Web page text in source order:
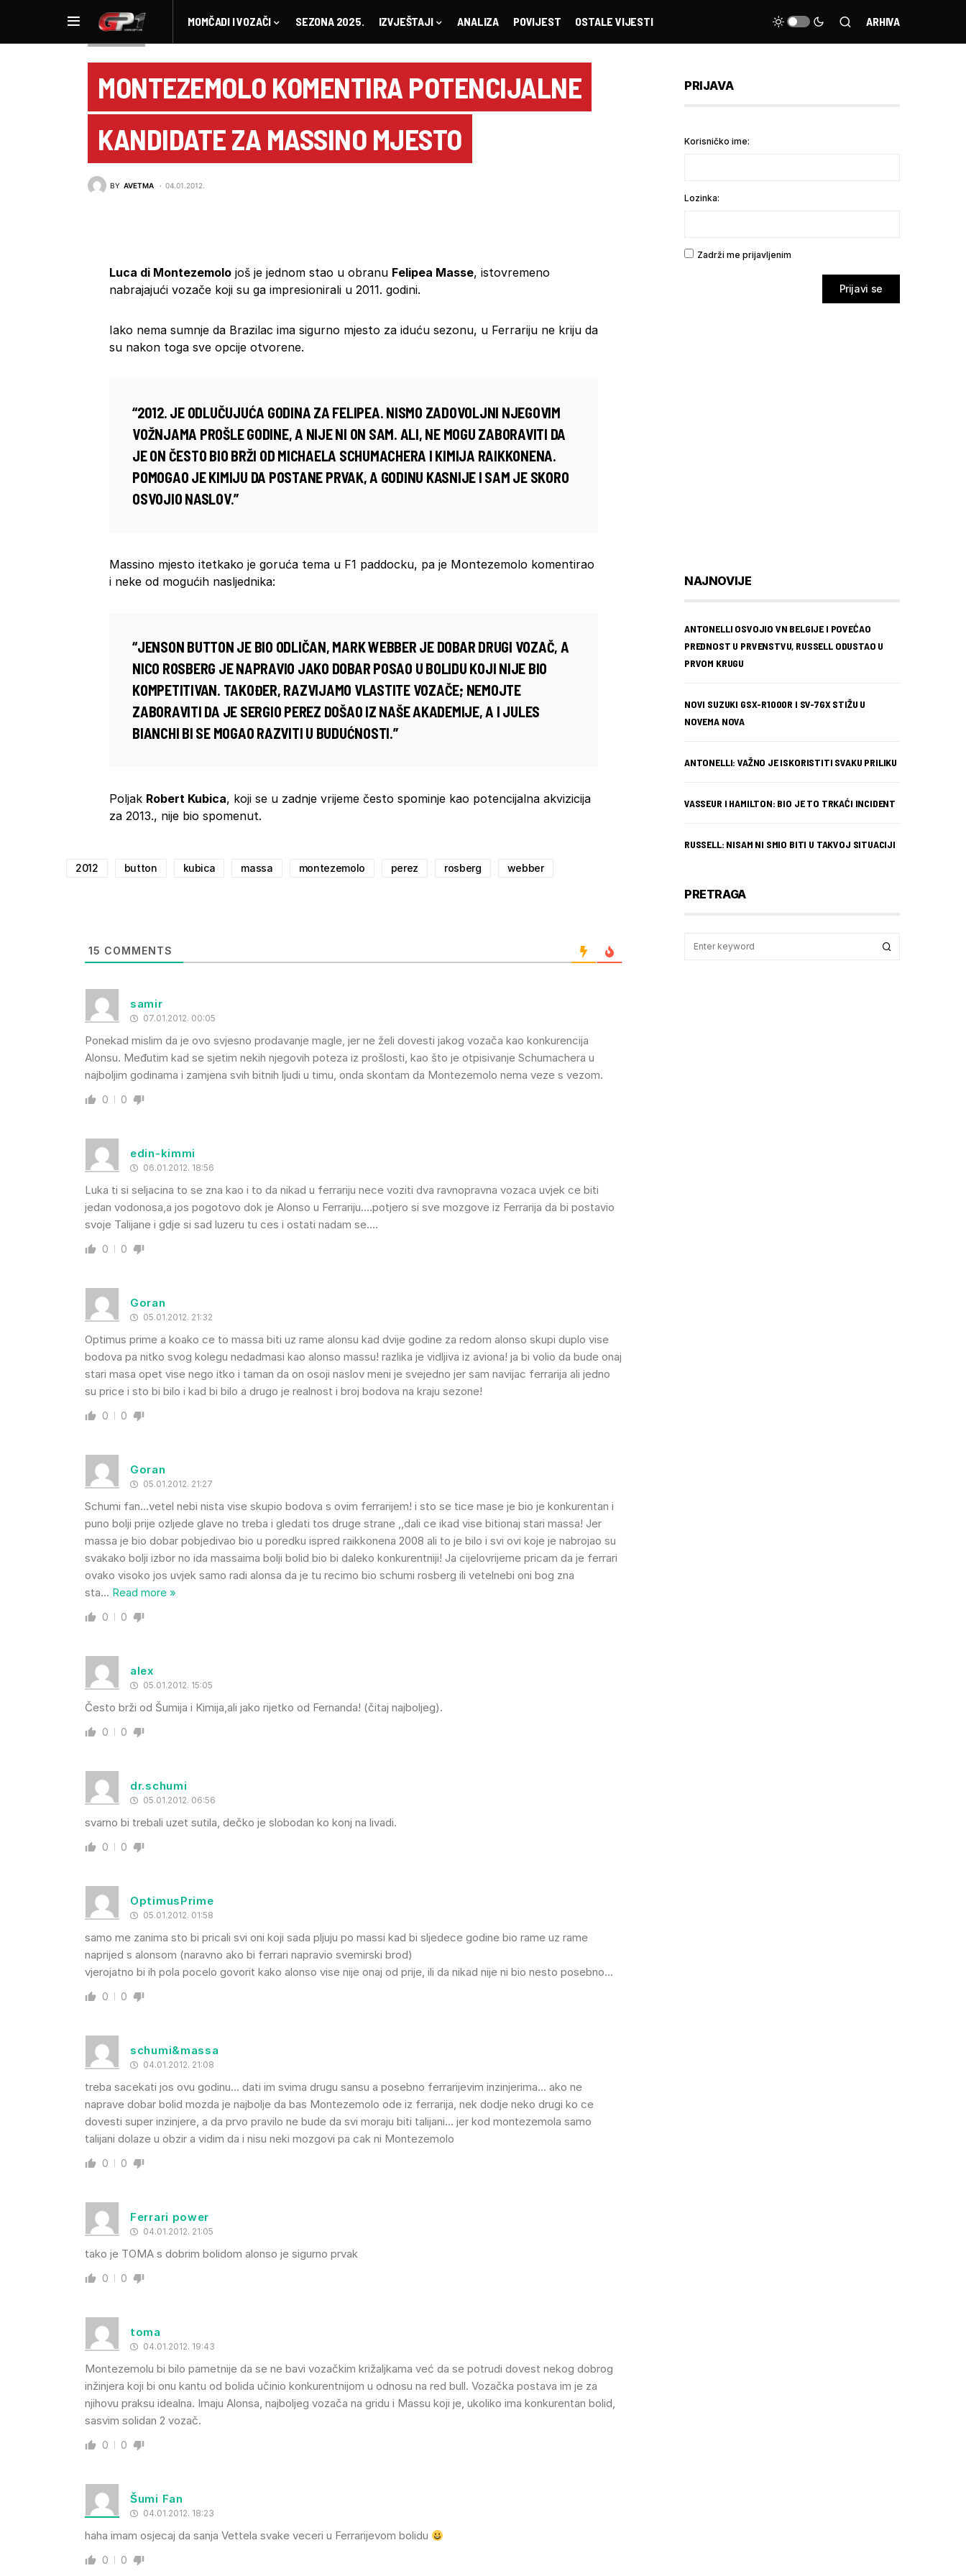
MOMČADI I VOZAČI SEZONA 2025. IZVJEŠTAJI ANALIZA POVIJEST OSTALE VIJESTI ARHIVA
MONTEZEMOLO KOMENTIRA POTENCIJALNE
KANDIDATE ZA MASSINO MJESTO
BY AVETMA 04.01.2012.
Luca di Montezemolo još je jednom stao u obranu Felipea Masse, istovremeno
nabrajajući vozače koji su ga impresionirali u 2011. godini.
Iako nema sumnje da Brazilac ima sigurno mjesto za iduću sezonu, u Ferrariju ne kriju da
su nakon toga sve opcije otvorene.
“2012. JE ODLUČUJUĆA GODINA ZA FELIPEA. NISMO ZADOVOLJNI NJEGOVIM
VOŽNJAMA PROŠLE GODINE, A NIJE NI ON SAM. ALI, NE MOGU ZABORAVITI DA
JE ON ČESTO BIO BRŽI OD MICHAELA SCHUMACHERA I KIMIJA RAIKKONENA.
POMOGAO JE KIMIJU DA POSTANE PRVAK, A GODINU KASNIJE I SAM JE SKORO
OSVOJIO NASLOV.”
Massino mjesto itetkako je goruća tema u F1 paddocku, pa je Montezemolo komentirao
i neke od mogućih nasljednika:
“JENSON BUTTON JE BIO ODLIČAN, MARK WEBBER JE DOBAR DRUGI VOZAČ, A
NICO ROSBERG JE NAPRAVIO JAKO DOBAR POSAO U BOLIDU KOJI NIJE BIO
KOMPETITIVAN. TAKOĐER, RAZVIJAMO VLASTITE VOZAČE; NEMOJTE
ZABORAVITI DA JE SERGIO PEREZ DOŠAO IZ NAŠE AKADEMIJE, A I JULES
BIANCHI BI SE MOGAO RAZVITI U BUDUĆNOSTI.”
Poljak Robert Kubica, koji se u zadnje vrijeme često spominje kao potencijalna akvizicija
za 2013., nije bio spomenut.
2012 button kubica massa montezemolo perez rosberg webber
15 COMMENTS
samir
07.01.2012. 00:05
Ponekad mislim da je ovo svjesno prodavanje magle, jer ne želi dovesti jakog vozača kao konkurencija
Alonsu. Međutim kad se sjetim nekih njegovih poteza iz prošlosti, kao što je otpisivanje Schumachera u
najboljim godinama i zamjena svih bitnih ljudi u timu, onda skontam da Montezemolo nema veze s vezom.
0 0
edin-kimmi
06.01.2012. 18:56
Luka ti si seljacina to se zna kao i to da nikad u ferrariju nece voziti dva ravnopravna vozaca uvjek ce biti
jedan vodonosa,a jos pogotovo dok je Alonso u Ferrariju….potjero si sve mozgove iz Ferrarija da bi postavio
svoje Talijane i gdje si sad luzeru tu ces i ostati nadam se….
0 0
Goran
05.01.2012. 21:32
Optimus prime a koako ce to massa biti uz rame alonsu kad dvije godine za redom alonso skupi duplo vise
bodova pa nitko svog kolegu nedadmasi kao alonso massu! razlika je vidljiva iz aviona! ja bi volio da bude onaj
stari masa opet vise nego itko i taman da on osoji naslov meni je svejedno jer sam navijac ferrarija ali jedno
su price i sto bi bilo i kad bi bilo a drugo je realnost i broj bodova na kraju sezone!
0 0
Goran
05.01.2012. 21:27
Schumi fan…vetel nebi nista vise skupio bodova s ovim ferrarijem! i sto se tice mase je bio je konkurentan i
puno bolji prije ozljede glave no treba i gledati tos druge strane ,,dali ce ikad vise bitionaj stari massa! Jer
massa je bio dobar pobjedivao bio u poredku ispred raikkonena 2008 ali to je bilo i svi ovi koje je nabrojao su
svakako bolji izbor no ida massaima bolji bolid bio bi daleko konkurentniji! Ja cijelovrijeme pricam da je ferrari
ovako visoko jos uvjek samo radi alonsa da je tu recimo bio schumi rosberg ili vetelnebi oni bog zna
sta… Read more »
0 0
alex
05.01.2012. 15:05
Često brži od Šumija i Kimija,ali jako rijetko od Fernanda! (čitaj najboljeg).
0 0
dr.schumi
05.01.2012. 06:56
svarno bi trebali uzet sutila, dečko je slobodan ko konj na livadi.
0 0
OptimusPrime
05.01.2012. 01:58
samo me zanima sto bi pricali svi oni koji sada pljuju po massi kad bi sljedece godine bio rame uz rame
naprijed s alonsom (naravno ako bi ferrari napravio svemirski brod)
vjerojatno bi ih pola pocelo govorit kako alonso vise nije onaj od prije, ili da nikad nije ni bio nesto posebno…
0 0
schumi&massa
04.01.2012. 21:08
treba sacekati jos ovu godinu… dati im svima drugu sansu a posebno ferrarijevim inzinjerima… ako ne
naprave dobar bolid mozda je najbolje da bas Montezemolo ode iz ferrarija, nek dodje neko drugi ko ce
dovesti super inzinjere, a da prvo pravilo ne bude da svi moraju biti talijani… jer kod montezemola samo
talijani dolaze u obzir a vidim da i nisu neki mozgovi pa cak ni Montezemolo
0 0
Ferrari power
04.01.2012. 21:05
tako je TOMA s dobrim bolidom alonso je sigurno prvak
0 0
toma
04.01.2012. 19:43
Montezemolu bi bilo pametnije da se ne bavi vozačkim križaljkama već da se potrudi dovest nekog dobrog
inžinjera koji bi onu kantu od bolida učinio konkurentnijom u odnosu na red bull. Vozačka postava im je za
njihovu praksu idealna. Imaju Alonsa, najboljeg vozača na gridu i Massu koji je, ukoliko ima konkurentan bolid,
sasvim solidan 2 vozač.
0 0
Šumi Fan
04.01.2012. 18:23
haha imam osjecaj da sanja Vettela svake veceri u Ferrarijevom bolidu
0 0
PRIJAVA
Korisničko ime:
Lozinka:
Zadrži me prijavljenim
Prijavi se
NAJNOVIJE
ANTONELLI OSVOJIO VN BELGIJE I POVEĆAO
PREDNOST U PRVENSTVU, RUSSELL ODUSTAO U
PRVOM KRUGU
NOVI SUZUKI GSX-R1000R I SV-7GX STIŽU U
NOVEMA NOVA
ANTONELLI: VAŽNO JE ISKORISTITI SVAKU PRILIKU
VASSEUR I HAMILTON: BIO JE TO TRKAĆI INCIDENT
RUSSELL: NISAM NI SMIO BITI U TAKVOJ SITUACIJI
PRETRAGA